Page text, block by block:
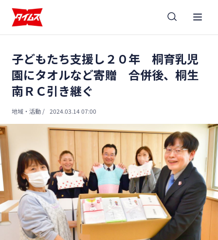
子どもたち支援し２０年 桐育乳児
園にタオルなど寄贈 合併後、桐生
南ＲＣ引き継ぐ
地域・活動 / 2024.03.14 07:00